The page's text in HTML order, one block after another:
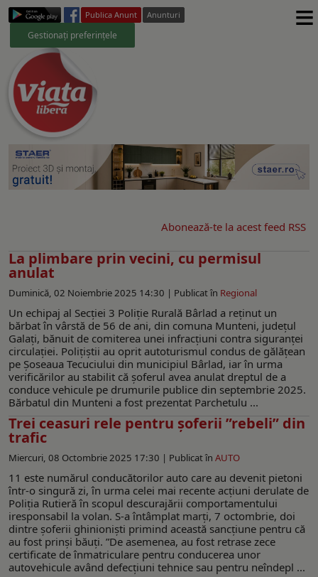
Publica Anunt Anunturi
Gestionați preferințele ≡
Abonează-te la acest feed RSS
La plimbare prin vecini, cu permisul
anulat
Duminică, 02 Noiembrie 2025 14:30 | Publicat în Regional
Un echipaj al Secției 3 Poliţie Rurală Bârlad a reținut un
bărbat în vârstă de 56 de ani, din comuna Munteni, județul
Galați, bănuit de comiterea unei infracțiuni contra siguranței
circulației. Poliţiştii au oprit autoturismul condus de gălăţean
pe Șoseaua Tecuciului din municipiul Bârlad, iar în urma
verificărilor au stabilit că şoferul avea anulat dreptul de a
conduce vehicule pe drumurile publice din septembrie 2025.
Bărbatul din Munteni a fost prezentat Parchetulu ...
Trei ceasuri rele pentru șoferii ”rebeli” din
trafic
Miercuri, 08 Octombrie 2025 17:30 | Publicat în AUTO
11 este numărul conducătorilor auto care au devenit pietoni
într-o singură zi, în urma celei mai recente acțiuni derulate de
Poliția Rutieră în scopul descurajării comportamentului
iresponsabil la volan. S-a întâmplat marți, 7 octombrie, doi
dintre șoferii ghinioniști primind această sancțiune pentru că
au fost prinși băuți. ”De asemenea, au fost retrase zece
certificate de înmatriculare pentru conducerea unor
autovehicule având defecțiuni tehnice sau pentru neîndepl ...